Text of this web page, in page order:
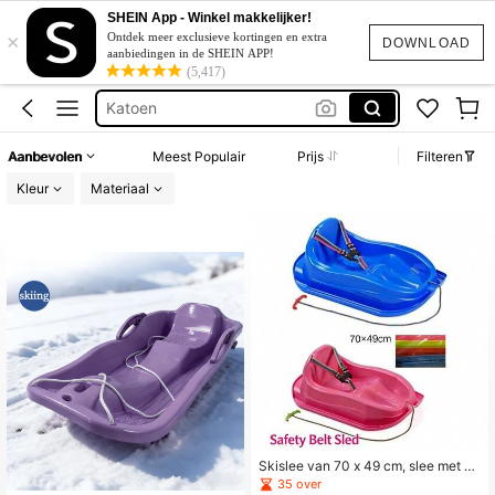
DOWNLOAD
×
SHEIN App - Winkel makkelijker!
Ontdek meer exclusieve kortingen en extra
aanbiedingen in de SHEIN APP!
(5,417)
Bikini
Muurdecoratie
Vintage
Katoen
Aanbevolen Meest Populair Prijs
Filteren
Kleur
Materiaal
Skislee van 70 x 49 cm, slee met ve
iligheidsgordel, willekeurige kleure
35 over